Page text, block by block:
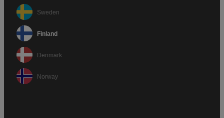
Sweden
Finland
Denmark
Norway